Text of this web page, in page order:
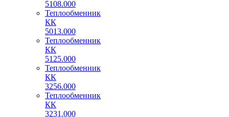
5108.000
Теплообменник
КК
5013.000
Теплообменник
КК
5125.000
Теплообменник
КК
3256.000
Теплообменник
КК
3231.000